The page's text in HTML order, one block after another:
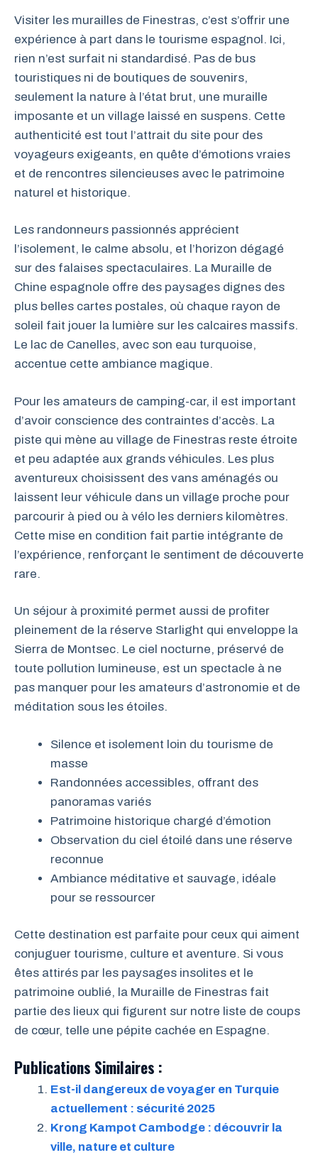
Visiter les murailles de Finestras, c’est s’offrir une
expérience à part dans le tourisme espagnol. Ici,
rien n’est surfait ni standardisé. Pas de bus
touristiques ni de boutiques de souvenirs,
seulement la nature à l’état brut, une muraille
imposante et un village laissé en suspens. Cette
authenticité est tout l’attrait du site pour des
voyageurs exigeants, en quête d’émotions vraies
et de rencontres silencieuses avec le patrimoine
naturel et historique.
Les randonneurs passionnés apprécient
l’isolement, le calme absolu, et l’horizon dégagé
sur des falaises spectaculaires. La Muraille de
Chine espagnole offre des paysages dignes des
plus belles cartes postales, où chaque rayon de
soleil fait jouer la lumière sur les calcaires massifs.
Le lac de Canelles, avec son eau turquoise,
accentue cette ambiance magique.
Pour les amateurs de camping-car, il est important
d’avoir conscience des contraintes d’accès. La
piste qui mène au village de Finestras reste étroite
et peu adaptée aux grands véhicules. Les plus
aventureux choisissent des vans aménagés ou
laissent leur véhicule dans un village proche pour
parcourir à pied ou à vélo les derniers kilomètres.
Cette mise en condition fait partie intégrante de
l’expérience, renforçant le sentiment de découverte
rare.
Un séjour à proximité permet aussi de profiter
pleinement de la réserve Starlight qui enveloppe la
Sierra de Montsec. Le ciel nocturne, préservé de
toute pollution lumineuse, est un spectacle à ne
pas manquer pour les amateurs d’astronomie et de
méditation sous les étoiles.
Silence et isolement loin du tourisme de
masse
Randonnées accessibles, offrant des
panoramas variés
Patrimoine historique chargé d’émotion
Observation du ciel étoilé dans une réserve
reconnue
Ambiance méditative et sauvage, idéale
pour se ressourcer
Cette destination est parfaite pour ceux qui aiment
conjuguer tourisme, culture et aventure. Si vous
êtes attirés par les paysages insolites et le
patrimoine oublié, la Muraille de Finestras fait
partie des lieux qui figurent sur notre liste de coups
de cœur, telle une pépite cachée en Espagne.
Publications Similaires :
Est-il dangereux de voyager en Turquie
actuellement : sécurité 2025
Krong Kampot Cambodge : découvrir la
ville, nature et culture